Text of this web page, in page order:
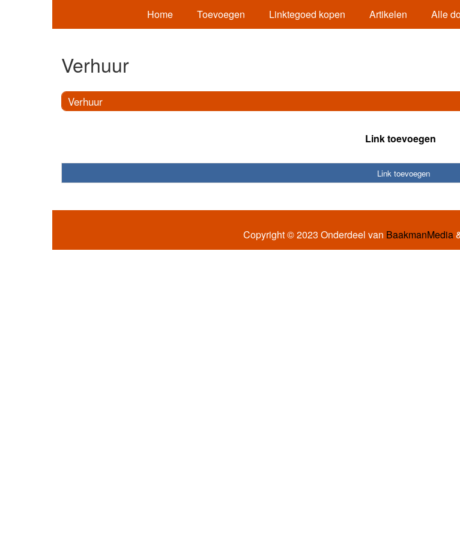
Home Toevoegen Linktegoed kopen Artikelen Alle
Verhuur
Verhuur
Link toevoegen
Link toevoegen
Copyright © 2023 Onderdeel van BaakmanMedia